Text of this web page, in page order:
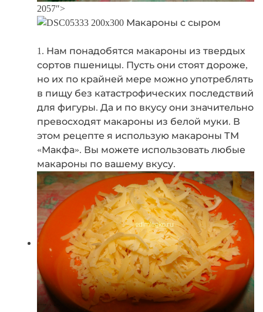
2057″>
1. Нам понадобятся макароны из твердых
сортов пшеницы. Пусть они стоят дороже,
но их по крайней мере можно употреблять
в пищу без катастрофических последствий
для фигуры. Да и по вкусу они значительно
превосходят макароны из белой муки. В
этом рецепте я использую макароны ТМ
«Макфа». Вы можете использовать любые
макароны по вашему вкусу.